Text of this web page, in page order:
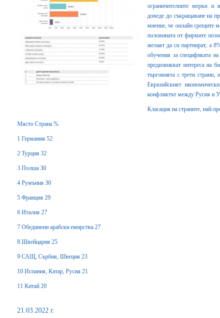
ограничителните мерки и
доведе до съкращаване на
мнение, че онлайн срещите
половината от фирмите
желаят да си партнират, а
обучения за спецификата
предизвикват интереса на
търговията с трети
Евразийският
конфликтът между Русия и
Класация на страните, най-
Място Страна %
1 Германия 52
2 Турция 32
3 Полша 30
4 Румъния 30
5 Франция 29
6 Италия 27
7 Обединени арабски емирства 27
8 Швейцария 25
9 САЩ, Сърбия, Швеция 23
10 Испания, Катар, Русия 21
11 Китай 20
21.03.2022 г.